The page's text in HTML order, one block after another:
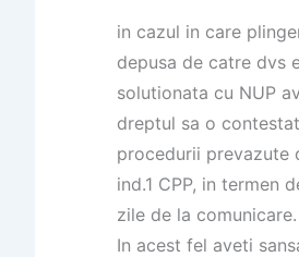
in cazul in care
depusa de catre dvs
solutionata cu NUP
dreptul sa o
procedurii prevazute
ind.1 CPP, in termen
zile de la comunicare.
In acest fel aveti